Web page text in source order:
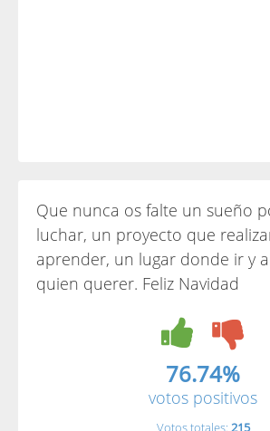
Que nunca os falte un sueño
luchar, un proyecto que
aprender, un lugar donde ir y
quien querer. Feliz Navidad
76.74%
votos positivos
Votos totales: 215